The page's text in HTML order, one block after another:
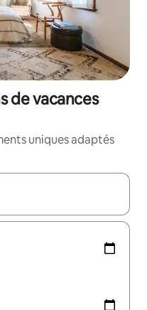
de vacances
uniques adaptés
utilisez les flèches vers le